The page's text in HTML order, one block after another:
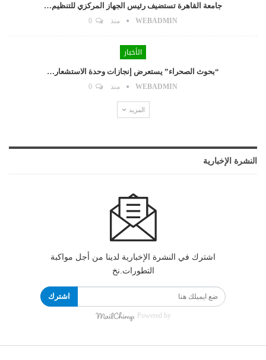
جامعة القاهرة تستضيف رئيس الجهاز المركزي للتنظيم…
WEBADMIN منذ
الأخبار
“بحوث الصحراء” يستعرض إنجازات وحدة الاستشعار…
WEBADMIN منذ
المزيد
النشرة الإخبارية
اشترك في النشرة الإخبارية لدينا من أجل مواكبة
التطورات.نخ
اشترك
Powered by